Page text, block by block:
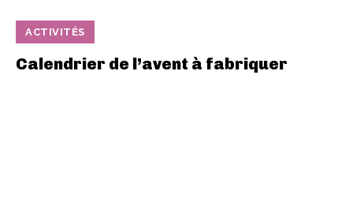
ACTIVITÉS
Calendrier de l’avent à fabriquer